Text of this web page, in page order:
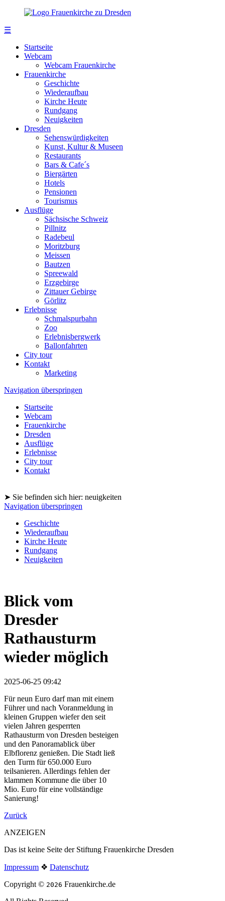
☰
Startseite
Webcam
Webcam Frauenkirche
Frauenkirche
Geschichte
Wiederaufbau
Kirche Heute
Rundgang
Neuigkeiten
Dresden
Sehenswürdigkeiten
Kunst, Kultur & Museen
Restaurants
Bars & Cafe´s
Biergärten
Hotels
Pensionen
Tourismus
Ausflüge
Sächsische Schweiz
Pillnitz
Radebeul
Moritzburg
Meissen
Bautzen
Spreewald
Erzgebirge
Zittauer Gebirge
Görlitz
Erlebnisse
Schmalspurbahn
Zoo
Erlebnisbergwerk
Ballonfahrten
City tour
Kontakt
Marketing
Navigation überspringen
Startseite
Webcam
Frauenkirche
Dresden
Ausflüge
Erlebnisse
City tour
Kontakt
➤ Sie befinden sich hier: neuigkeiten
Navigation überspringen
Geschichte
Wiederaufbau
Kirche Heute
Rundgang
Neuigkeiten
Blick vom
Dresder
Rathausturm
wieder möglich
2025-06-25 09:42
Für neun Euro darf man mit einem
Führer und nach Voranmeldung in
kleinen Gruppen wiefer den seit
vielen Jahren gesperrten
Rathausturm von Dresden besteigen
und den Panoramablick über
Elbflorenz genießen. Die Stadt ließ
den Turm für 650.000 Euro
teilsanieren. Allerdings fehlen der
klammen Kommune die über 10
Mio. Euro für eine vollständige
Sanierung!
Zurück
ANZEIGEN
Das ist keine Seite der Stiftung Frauenkirche Dresden
Impressum ❖ Datenschutz
Copyright © 2026 Frauenkirche.de